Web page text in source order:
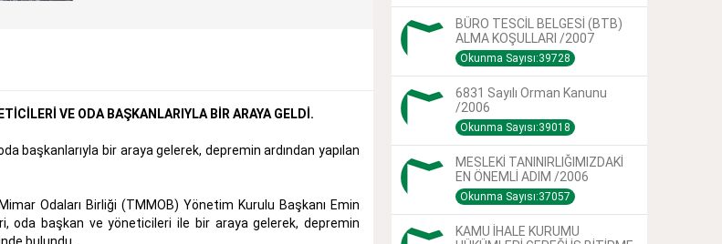
VE ODA BAŞKANLARIYLA BİR ARAYA GELDİ.
başkanlarıyla bir araya gelerek, depremin ardından yapılan
Odaları Birliği (TMMOB) Yönetim Kurulu Başkanı Emin
oda başkan ve yöneticileri ile bir araya gelerek, depremin
BÜRO TESCİL BELGESİ (BTB)
ALMA KOŞULLARI /2007
Okunma Sayısı:39728
6831 Sayılı Orman Kanunu
/2006
Okunma Sayısı:39018
MESLEKİ TANINIRLIĞIMIZDAKİ
EN ÖNEMLİ ADIM /2006
Okunma Sayısı:37057
KAMU İHALE KURUMU